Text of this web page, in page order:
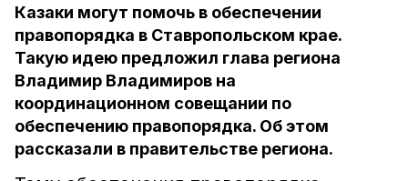
Казаки могут помочь в обеспечении
правопорядка в Ставропольском крае.
Такую идею предложил глава региона
Владимир Владимиров на
координационном совещании по
обеспечению правопорядка. Об этом
рассказали в правительстве региона.